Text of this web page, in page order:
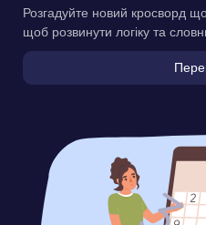
Розгадуйте новий кросворд
щоб розвинути логіку та